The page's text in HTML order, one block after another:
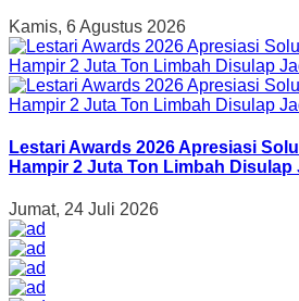
Kamis, 6 Agustus 2026
Lestari Awards 2026 Apresiasi
Hampir 2 Juta Ton Limbah
Jumat, 24 Juli 2026